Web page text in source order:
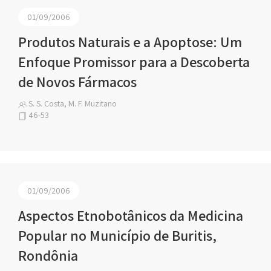
01/09/2006
Produtos Naturais e a Apoptose: Um
Enfoque Promissor para a Descoberta
de Novos Fármacos
S. S. Costa, M. F. Muzitano
46-53
01/09/2006
Aspectos Etnobotânicos da Medicina
Popular no Município de Buritis,
Rondônia